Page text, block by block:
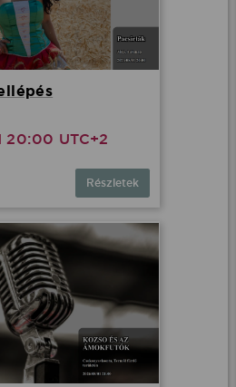
20:00 UTC+2
Részletek